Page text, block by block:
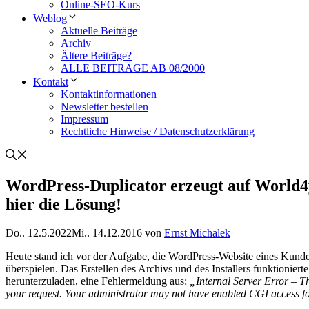
Online-SEO-Kurs
Weblog
Aktuelle Beiträge
Archiv
Ältere Beiträge?
ALLE BEITRÄGE AB 08/2000
Kontakt
Kontaktinformationen
Newsletter bestellen
Impressum
Rechtliche Hinweise / Datenschutzerklärung
WordPress-Duplicator erzeugt auf
hier die Lösung!
Do.. 12.5.2022Mi.. 14.12.2016 von Ernst Michalek
Heute stand ich vor der Aufgabe, die WordPress-Website eines
überspielen. Das Erstellen des Archivs und des Installers
herunterzuladen, eine Fehlermeldung aus: „Internal Server Error–
your request. Your administrator may not have enabled CGI access